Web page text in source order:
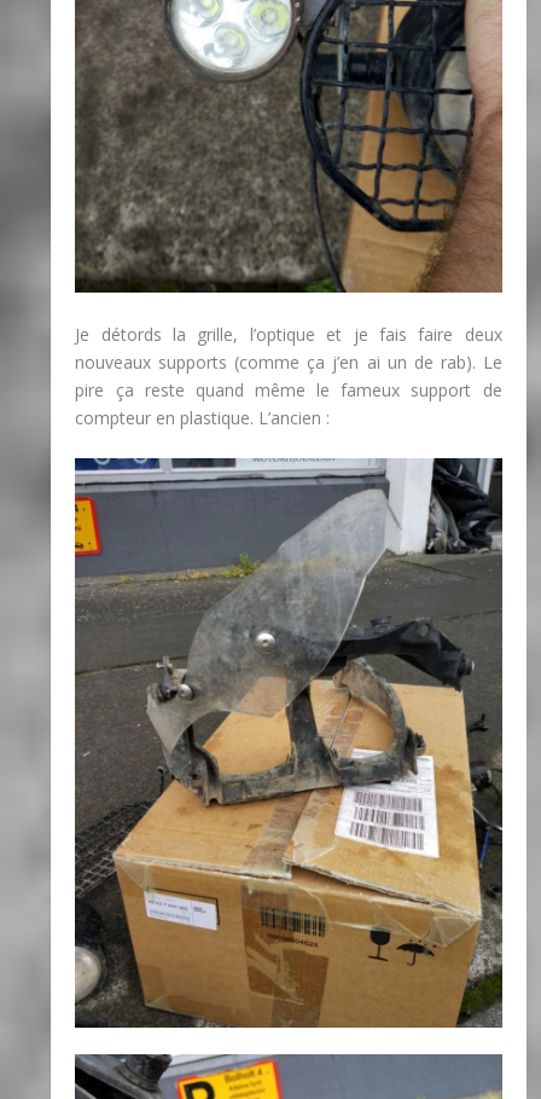
Je détords la grille, l’optique et je fais faire deux
nouveaux supports (comme ça j’en ai un de rab). Le
pire ça reste quand même le fameux support de
compteur en plastique. L’ancien :